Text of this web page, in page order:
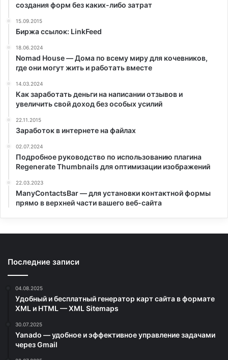
создания форм без каких-либо затрат
15.09.2015
Биржа ссылок: LinkFeed
18.06.2024
Nomad House — Дома по всему миру для кочевников,
где они могут жить и работать вместе
14.03.2024
Как заработать деньги на написании отзывов и
увеличить свой доход без особых усилий
22.11.2015
Заработок в интернете на файлах
02.07.2024
Подробное руководство по использованию плагина
Regenerate Thumbnails для оптимизации изображений
22.03.2023
ManyContactsBar — для установки контактной формы
прямо в верхней части вашего веб-сайта
Последние записи
04.08.2025
Удобный и бесплатный генератор карт сайта в формате
XML и HTML — XML Sitemaps
30.07.2025
Yanado — удобное и эффективное управление задачами
через Gmail